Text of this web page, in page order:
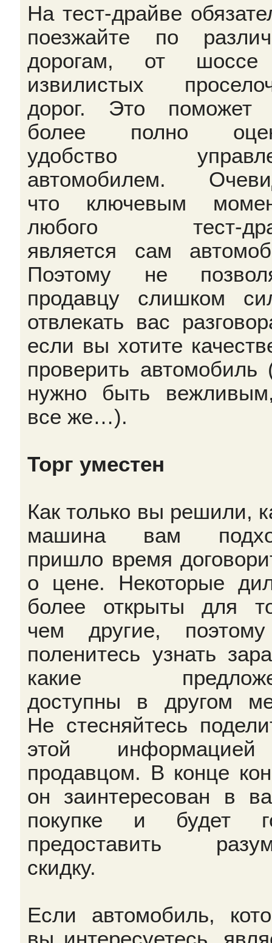
На тест-драйве
поезжайте по
дорогам, от
извилистых
дорог. Это поможет
более полно
удобство
автомобилем.
что ключевым
любого тест-
является сам
Поэтому не
продавцу слишком
отвлекать вас
если вы хотите
проверить автомобиль
нужно быть
все же…).
Торг уместен
Как только вы решили,
машина вам
пришло время
о цене. Некоторые
более открыты для
чем другие,
поленитесь узнать
какие
доступны в другом
Не стесняйтесь
этой
продавцом. В конце
он заинтересован в
покупке и будет
предоставить
скидку.
Если автомобиль,